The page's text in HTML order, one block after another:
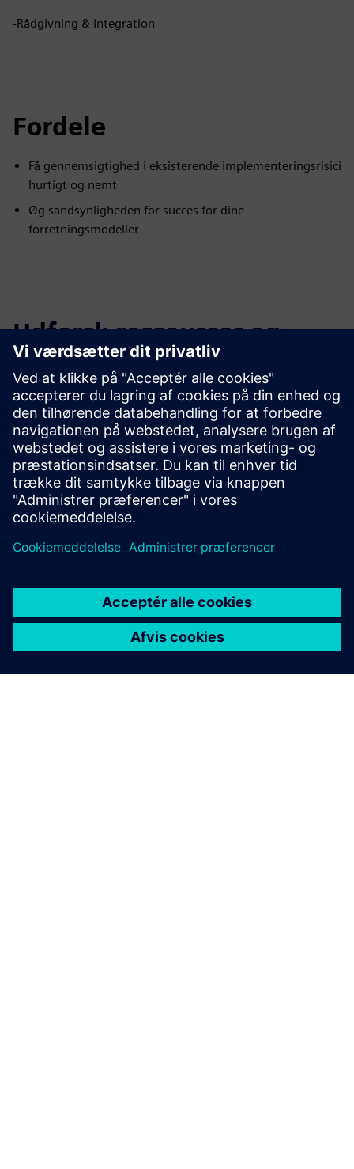
-Rådgivning & Integration
Fordele
Få gennemsigtighed i eksisterende implementeringsrisici
hurtigt og nemt
Øg sandsynligheden for succes for dine
forretningsmodeller
Udforsk ressourcer og
relaterede produkter
Yderligere oplysninger og
ressourcer
Blogindlæg: Indsend Covid Business Trends